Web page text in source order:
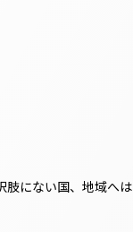
肢にない国、地域へは